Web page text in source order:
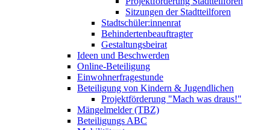
Sitzungen der Stadtteilforen
Stadtschüler:innenrat
Behindertenbeauftragter
Gestaltungsbeirat
Ideen und Beschwerden
Online-Beteiligung
Einwohnerfragestunde
Beteiligung von Kindern & Jugendlichen
Projektförderung "Mach was draus!"
Mängelmelder (TBZ)
Beteiligungs ABC